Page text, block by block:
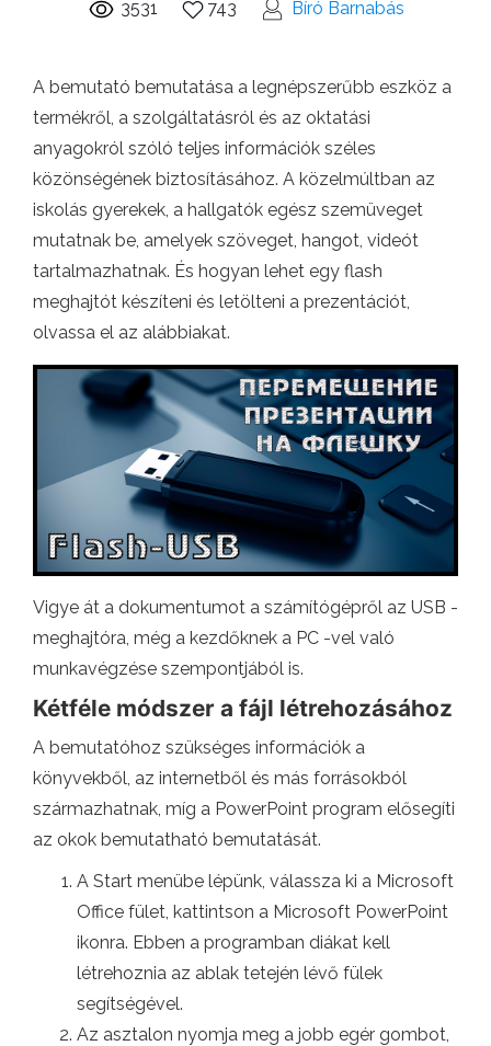
3531 743 Bíró Barnabás
A bemutató bemutatása a legnépszerűbb eszköz a
termékről, a szolgáltatásról és az oktatási
anyagokról szóló teljes információk széles
közönségének biztosításához. A közelmúltban az
iskolás gyerekek, a hallgatók egész szemüveget
mutatnak be, amelyek szöveget, hangot, videót
tartalmazhatnak. És hogyan lehet egy flash
meghajtót készíteni és letölteni a prezentációt,
olvassa el az alábbiakat.
Vigye át a dokumentumot a számítógépről az USB -
meghajtóra, még a kezdőknek a PC -vel való
munkavégzése szempontjából is.
Kétféle módszer a fájl létrehozásához
A bemutatóhoz szükséges információk a
könyvekből, az internetből és más forrásokból
származhatnak, míg a PowerPoint program elősegíti
az okok bemutatható bemutatását.
A Start menübe lépünk, válassza ki a Microsoft
Office fület, kattintson a Microsoft PowerPoint
ikonra. Ebben a programban diákat kell
létrehoznia az ablak tetején lévő fülek
segítségével.
Az asztalon nyomja meg a jobb egér gombot,